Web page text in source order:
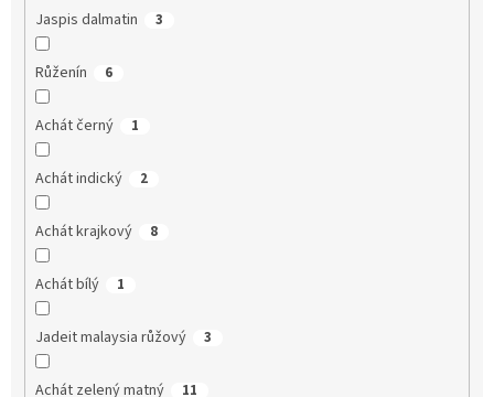
Jaspis dalmatin 3
Růženín 6
Achát černý 1
Achát indický 2
Achát krajkový 8
Achát bílý 1
Jadeit malaysia růžový 3
Achát zelený matný 11